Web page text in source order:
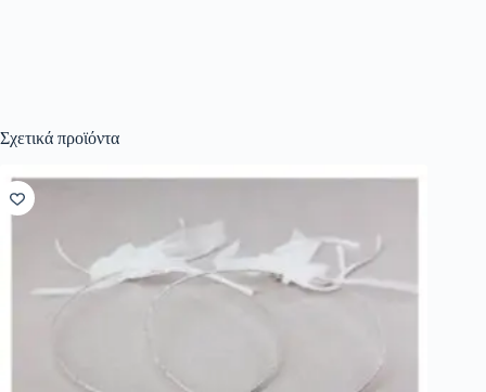
Σχετικά προϊόντα